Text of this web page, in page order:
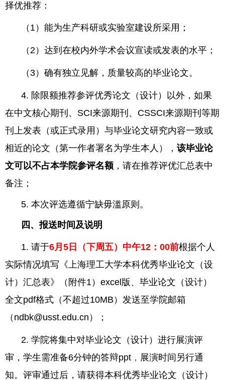
择优推荐：
（ 1）能为生产科研或实验室建设所采用；
（2）达到在校内外学术会议宣读或发表的水平；
（3）确有独立见解，质量较高的毕业论文。
4. 除限额推荐参评优秀论文（设计）以外，如果
在中文核心期刊、 SCI来源期刊、 CSSCI来源期刊等期
刊上发表（或正式录用）与毕业论文研究内容一致或
相近的论文（第一作者署名为学生本人）， 该毕业论
文可以不占本学院参评名额 ，请在推荐评优汇总表中
备注；
5. 本次评选遵循宁缺毋滥原则。
四、报送时间及说明
1. 请于6月 5 日（下周五）中午12 ： 00前根据个人
实际情况填写 《上海理工大学本科优秀毕业论文（设
计）汇总表》（附件1） excel 版、毕业论文（设计）
全文pdf格式（不超过10MB ）发送至学院邮箱
（ ndbk@usst.edu.cn ）；
2. 学院将集中对毕业论文（设计）进行展演评
审，学生需准备6分钟的答辩ppt ， 展演时间另行通
知。评审通过后，请获得本科优秀毕业论文（设计）